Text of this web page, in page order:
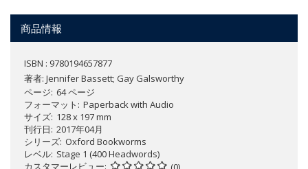
商品情報
ISBN : 9780194657877
著者: Jennifer Bassett; Gay Galsworthy
ページ 64 ページ
フォーマット
Paperback with Audio
サイズ 128 x 197 mm
刊行日 2017年04月
シリーズ Oxford Bookworms
レベル Stage 1 (400 Headwords)